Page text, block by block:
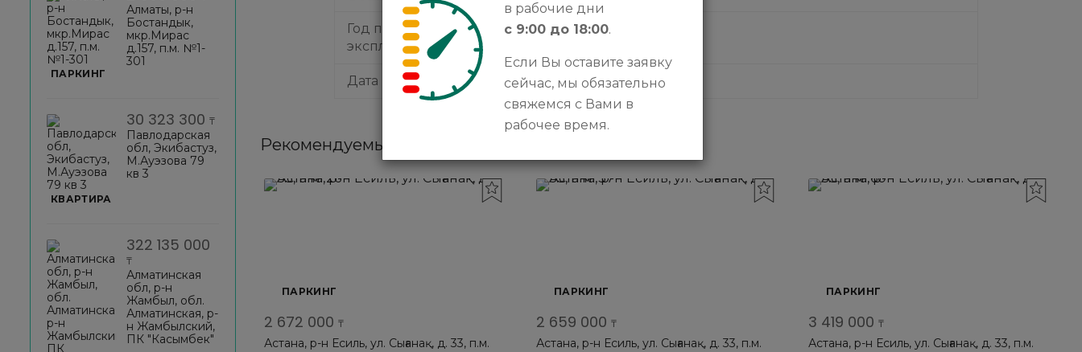
Год постройки (сдачи в
эксплуатацию)
2007
Дата публикации 18.10.2024
Рекомендуемые объявления
ПАРКИНГ
2 672 000 ₸
Астана, р-н Есиль, ул. Сығанақ, д. 33, п.м.
ПАРКИНГ
2 659 000 ₸
Астана, р-н Есиль, ул. Сығанақ, д. 33, п.м.
ПАРКИНГ
3 419 000 ₸
Астана, р-н Есиль, ул. Сығанақ, д. 33, п.м.
ПАРКИНГ
Алматы, р-н
Бостандык,
мкр.Мирас
д.157, п.м. №1-
301
КВАРТИРА
30 323 300 ₸
Павлодарская
обл, Экибастуз,
М.Ауэзова 79
кв 3
322 135 000
₸
Алматинская
обл, р-н
Жамбыл, обл.
Алматинская, р-
н Жамбылский,
ПК "Касымбек"
в рабочие дни
с 9:00 до 18:00.
Если Вы оставите заявку
сейчас, мы обязательно
свяжемся с Вами в
рабочее время.